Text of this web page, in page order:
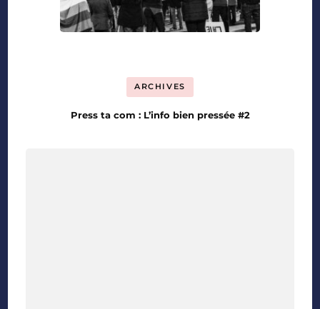
ARCHIVES
Press ta com : L’info bien pressée #2